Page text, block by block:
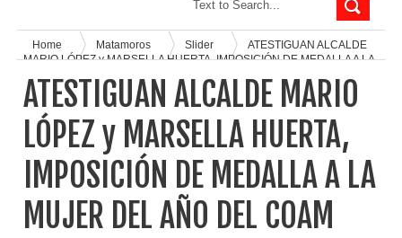
Home Matamoros Slider
ATESTIGUAN ALCALDE
MARIO LÓPEZ y MARSELLA HUERTA, IMPOSICIÓN DE MEDALLA A LA
ATESTIGUAN ALCALDE MARIO
LÓPEZ y MARSELLA HUERTA,
IMPOSICIÓN DE MEDALLA A LA
MUJER DEL AÑO DEL COAM